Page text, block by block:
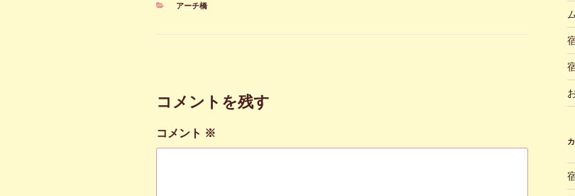
カ
アーチ橋
コメントを残す
コメント ※